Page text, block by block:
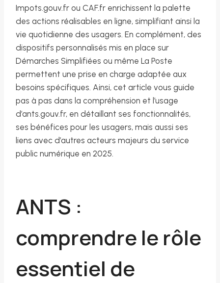
Impots.gouv.fr ou CAF.fr enrichissent la palette
des actions réalisables en ligne, simplifiant ainsi la
vie quotidienne des usagers. En complément, des
dispositifs personnalisés mis en place sur
Démarches Simplifiées ou même La Poste
permettent une prise en charge adaptée aux
besoins spécifiques. Ainsi, cet article vous guide
pas à pas dans la compréhension et l’usage
d’ants.gouv.fr, en détaillant ses fonctionnalités,
ses bénéfices pour les usagers, mais aussi ses
liens avec d’autres acteurs majeurs du service
public numérique en 2025.
ANTS :
comprendre le rôle
essentiel de